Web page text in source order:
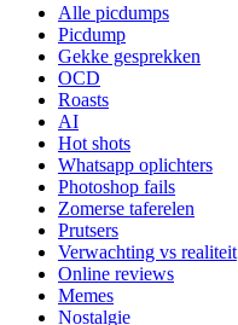
Alle picdumps
Picdump
Gekke gesprekken
OCD
Roasts
AI
Hot shots
Whatsapp oplichters
Photoshop fails
Zomerse taferelen
Prutsers
Verwachting vs realiteit
Online reviews
Memes
Nostalgie